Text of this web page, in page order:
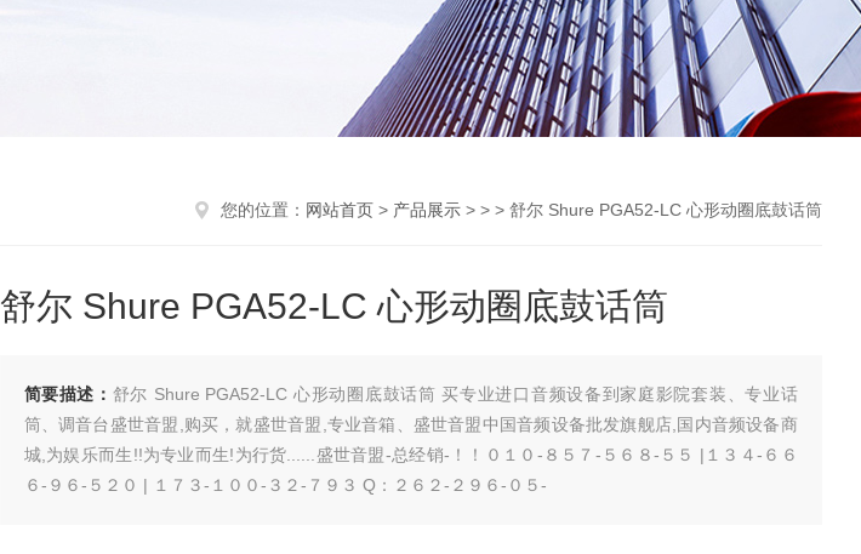
您的位置： 网站首页 > 产品展示 > > > 舒尔 Shure PGA52-LC 心形动圈底鼓话筒
舒尔 Shure PGA52-LC 心形动圈底鼓话筒
简要描述： 舒尔 Shure PGA52-LC 心形动圈底鼓话筒 买专业进口音频设备到家庭影院套装、专业话
筒、调音台盛世音盟,购买，就盛世音盟,专业音箱、盛世音盟中国音频设备批发旗舰店,国内音频设备商
城,为娱乐而生!!为专业而生!为行货......盛世音盟-总经销-！！０１０-８５７-５６８-５５ |１３４-６６
６-９６-５２０ | １７３-１００-３２-７９３ Q：２６２-２９６-０５-